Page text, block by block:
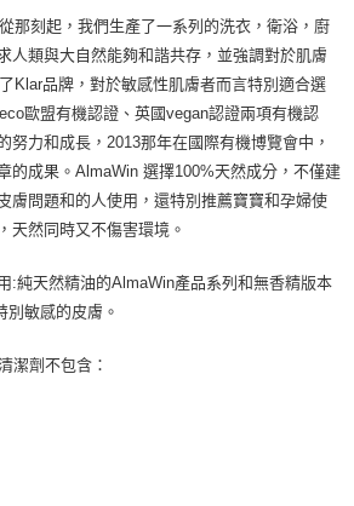
含以上)免運費
含以上)免運費
含以上)免運費
含以上)免運費
那刻起，我們生產了一系列的洗衣，衛浴，廚
人類與大自然能夠和諧共存，並強調對於肌膚
Klar品牌，對於敏感性肌膚者而言特別適合選
歐盟有機認證、英國vegan認證兩項有機認
努力和成長，2013那年在國際有機博覽會中，
的成果。AlmaWin 選擇100%天然成分，不僅建
膚問題和的人使用，還特別推薦寶寶和孕婦使
天然同時又不傷害環境。
:純天然精油的AlmaWin產品系列和無香精版本
特別敏感的皮膚。
潔劑不包含：